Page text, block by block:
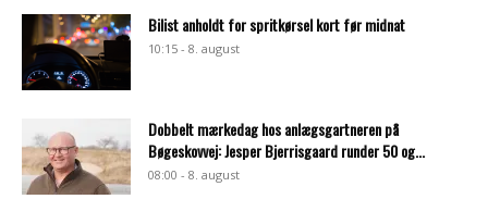
Bilist anholdt for spritkørsel kort før midnat
10:15 - 8. august
Dobbelt mærkedag hos anlægsgartneren på
Bøgeskovvej: Jesper Bjerrisgaard runder 50 og...
08:00 - 8. august